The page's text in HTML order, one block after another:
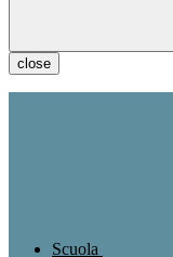
close
Scuola